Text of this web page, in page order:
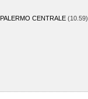
PALERMO CENTRALE (10.59)